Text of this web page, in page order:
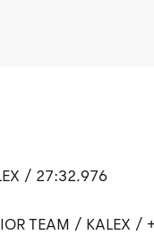
/ 27:32.976
TEAM / KALEX /